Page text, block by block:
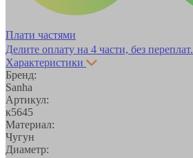
Плати частями
Делите оплату на 4 части, без переплат.
Характеристики
Бренд:
Sanha
Артикул:
к5645
Материал:
Чугун
Диаметр: